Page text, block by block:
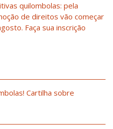
quilombolas: pela
de direitos vão começar
Faça sua inscrição
Cartilha sobre